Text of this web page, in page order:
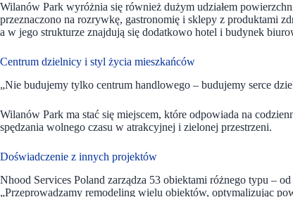
Wilanów Park wyróżnia się również dużym udziałem
przeznaczono na rozrywkę, gastronomię i sklepy z produktami
a w jego strukturze znajdują się dodatkowo hotel i budynek
Centrum dzielnicy i styl życia mieszkańców
„Nie budujemy tylko centrum handlowego – budujemy serce
Wilanów Park ma stać się miejscem, które odpowiada na
spędzania wolnego czasu w atrakcyjnej i zielonej przestrzeni.
Doświadczenie z innych projektów
Nhood Services Poland zarządza 53 obiektami różnego typu –
„Przeprowadzamy remodeling wielu obiektów, optymalizując